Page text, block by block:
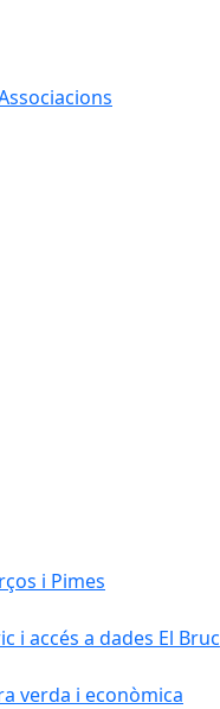
i Pimes
i accés a dades El Bruc
verda i econòmica